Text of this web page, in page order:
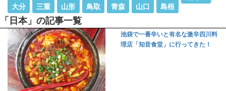
大分
三重 山形 鳥取 青森 山口 島根
「日本」の記事一覧
池袋で一番辛いと有名な激辛四川料
理店「知音食堂」に行ってきた！